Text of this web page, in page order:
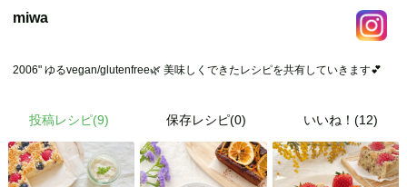
miwa
2006" ゆるvegan/glutenfree🌿 美味しくできたレシピを共有していきます💕
投稿レシピ(9) 保存レシピ(0) いいね！(12)